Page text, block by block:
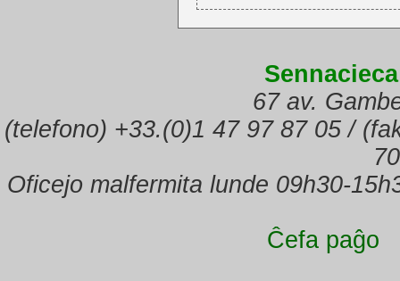
67 av.
(telefono) +33.(0)1 47 97 87 05 /
Oficejo malfermita lunde 09h30-
Ĉefa paĝo